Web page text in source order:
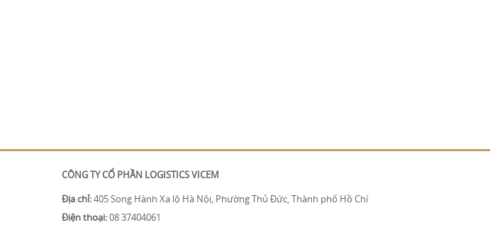
CÔNG TY CỔ PHẦN LOGISTICS VICEM
Địa chỉ:405 Song Hành Xa lộ Hà Nội, Phường Thủ Đức, Thành phố Hồ Chí
Điện thoại:08 37404061